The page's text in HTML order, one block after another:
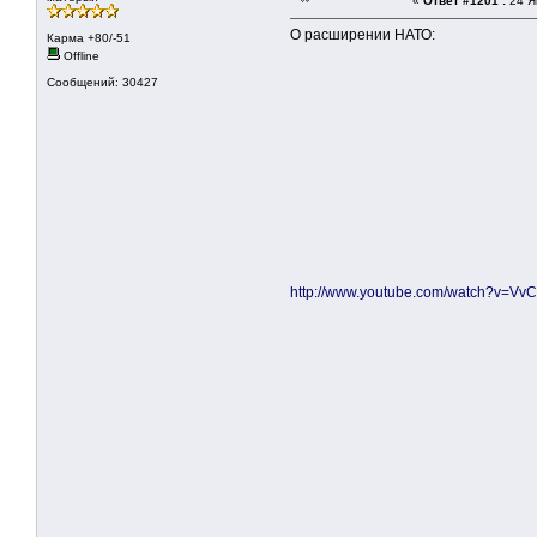
Карма +80/-51
Offline
Сообщений: 30427
О расширении НАТО:
http://www.youtube.com/